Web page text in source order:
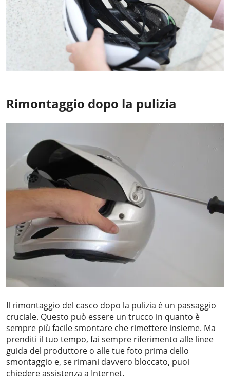
Rimontaggio dopo la pulizia
Il rimontaggio del casco dopo la pulizia è un passaggio
cruciale. Questo può essere un trucco in quanto è
sempre più facile smontare che rimettere insieme. Ma
prenditi il tuo tempo, fai sempre riferimento alle linee
guida del produttore o alle tue foto prima dello
smontaggio e, se rimani davvero bloccato, puoi
chiedere assistenza a Internet.